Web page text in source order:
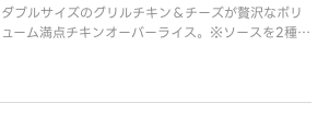
ダブルサイズのグリルチキン＆チーズが贅沢なボリ
ューム満点チキンオーバーライス。※ソースを2種類